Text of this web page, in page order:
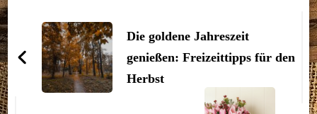
Die goldene Jahreszeit
genießen: Freizeittipps für den
Herbst